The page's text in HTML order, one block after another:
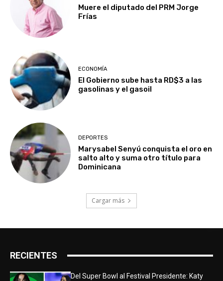
Muere el diputado del PRM Jorge
Frías
ECONOMÍA
El Gobierno sube hasta RD$3 a las
gasolinas y el gasoil
DEPORTES
Marysabel Senyú conquista el oro en
salto alto y suma otro título para
Dominicana
Cargar más
RECIENTES
Del Super Bowl al Festival Presidente: Katy